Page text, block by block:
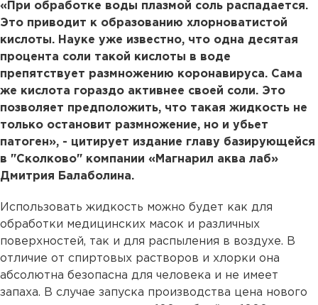
«При обработке воды плазмой соль распадается.
Это приводит к образованию хлорноватистой
кислоты. Науке уже известно, что одна десятая
процента соли такой кислоты в воде
препятствует размножению коронавируса. Сама
же кислота гораздо активнее своей соли. Это
позволяет предположить, что такая жидкость не
только остановит размножение, но и убьет
патоген», - цитирует издание главу базирующейся
в "Сколково" компании «Магнарил аква лаб»
Дмитрия Балаболина.
Использовать жидкость можно будет как для
обработки медицинских масок и различных
поверхностей, так и для распыления в воздухе. В
отличие от спиртовых растворов и хлорки она
абсолютна безопасна для человека и не имеет
запаха. В случае запуска производства цена нового